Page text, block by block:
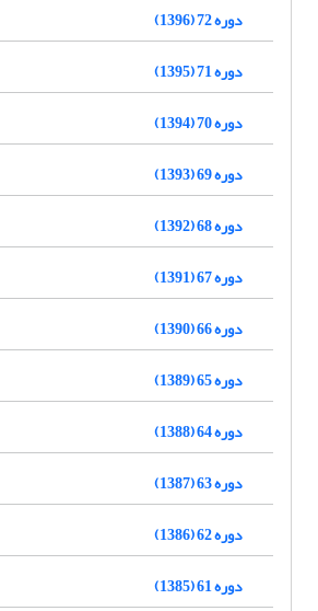
دوره 72 (1396)
دوره 71 (1395)
دوره 70 (1394)
دوره 69 (1393)
دوره 68 (1392)
دوره 67 (1391)
دوره 66 (1390)
دوره 65 (1389)
دوره 64 (1388)
دوره 63 (1387)
دوره 62 (1386)
دوره 61 (1385)